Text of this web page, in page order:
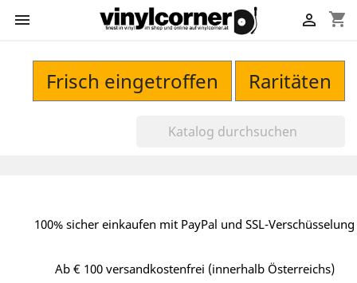
 shopping_cart

Frisch eingetroffen Raritäten
100% sicher einkaufen mit PayPal und SSL-Verschüsselung
Ab € 100 versandkostenfrei (innerhalb Österreichs)